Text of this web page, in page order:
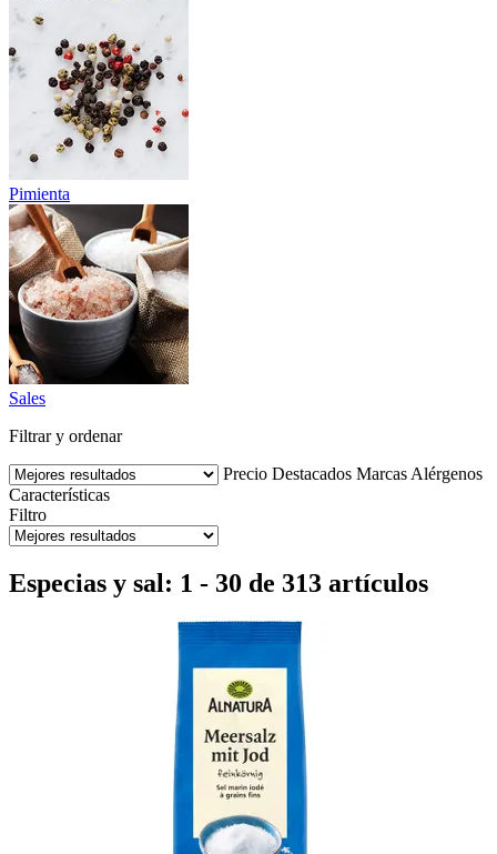
Pimienta
Sales
Filtrar y ordenar
Precio Destacados Marcas Alérgenos
Características
Filtro
Especias y sal: 1 - 30 de 313 artículos